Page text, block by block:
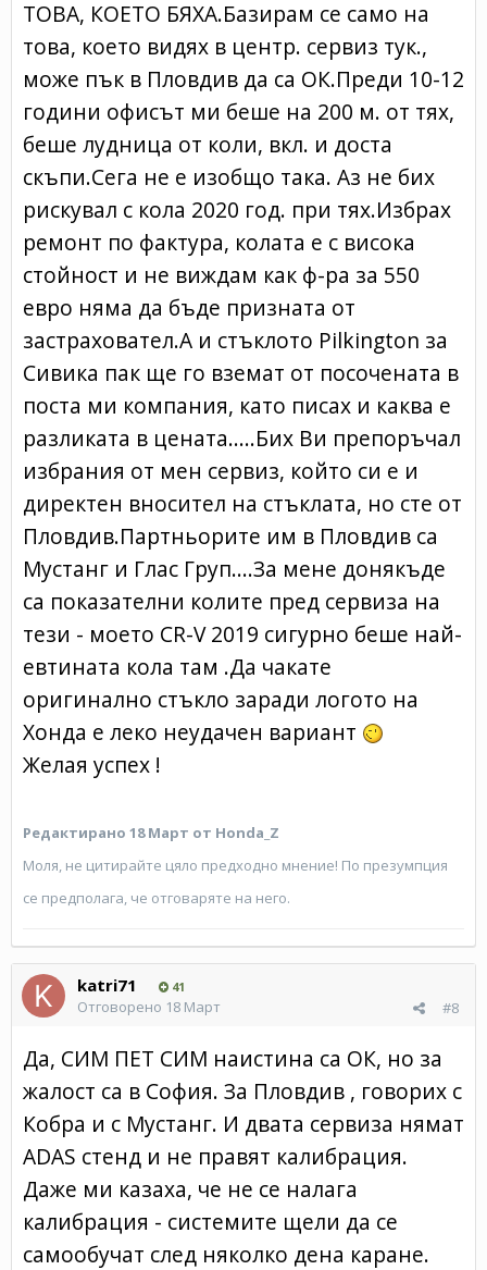
ТОВА, КОЕТО БЯХА.Базирам се само на
това, което видях в центр. сервиз тук.,
може пък в Пловдив да са ОК.Преди 10-12
години офисът ми беше на 200 м. от тях,
беше лудница от коли, вкл. и доста
скъпи.Сега не е изобщо така. Аз не бих
рискувал с кола 2020 год. при тях.Избрах
ремонт по фактура, колата е с висока
стойност и не виждам как ф-ра за 550
евро няма да бъде призната от
застраховател.А и стъклото Pilkington за
Сивика пак ще го вземат от посочената в
поста ми компания, като писах и каква е
разликата в цената.....Бих Ви препоръчал
избрания от мен сервиз, който си е и
директен вносител на стъклата, но сте от
Пловдив.Партньорите им в Пловдив са
Мустанг и Глас Груп....За мене донякъде
са показателни колите пред сервиза на
тези - моето CR-V 2019 сигурно беше най-
евтината кола там .Да чакате
оригинално стъкло заради логото на
Хонда е леко неудачен вариант
Желая успех !
Редактирано 18 Март от Honda_Z
Моля, не цитирайте цяло предходно мнение! По презумпция
се предполага, че отговаряте на него.
katri71 41
#8
Отговорено 18 Март
Да, СИМ ПЕТ СИМ наистина са ОК, но за
жалост са в София. За Пловдив , говорих с
Кобра и с Мустанг. И двата сервиза нямат
ADAS стенд и не правят калибрация.
Даже ми казаха, че не се налага
калибрация - системите щели да се
самообучат след няколко дена каране.